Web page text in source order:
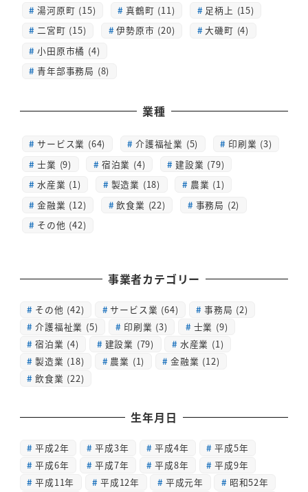
湯河原町 (15)
真鶴町 (11)
足柄上 (15)
二宮町 (15)
伊勢原市 (20)
大磯町 (4)
小田原市橘 (4)
青年部事務局 (8)
業種
サービス業 (64) 介護福祉業 (5)
印刷業 (3)
士業 (9)
宿泊業 (4)
建設業 (79)
水産業 (1)
製造業 (18)
農業 (1)
金融業 (12)
飲食業 (22)
事務局 (2)
その他 (42)
事業者カテゴリー
その他 (42) サービス業 (64) 事務局 (2)
介護福祉業 (5) 印刷業 (3) 士業 (9)
宿泊業 (4) 建設業 (79) 水産業 (1)
製造業 (18) 農業 (1) 金融業 (12)
飲食業 (22)
生年月日
平成2年 平成3年 平成4年
平成5年
平成6年
平成7年 平成8年
平成9年
平成11年
平成12年 平成元年
昭和52年